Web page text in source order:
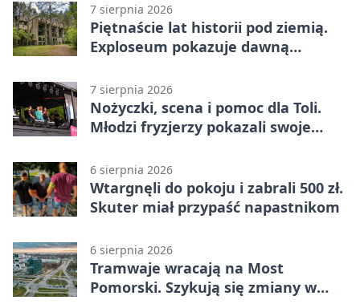
7 sierpnia 2026
Piętnaście lat historii pod ziemią.
Exploseum pokazuje dawną
7 sierpnia 2026
Nożyczki, scena i pomoc dla Toli.
Młodzi fryzjerzy pokazali swoje
6 sierpnia 2026
Wtargnęli do pokoju i zabrali 500 zł.
Skuter miał przypaść napastnikom
6 sierpnia 2026
Tramwaje wracają na Most
Pomorski. Szykują się zmiany w